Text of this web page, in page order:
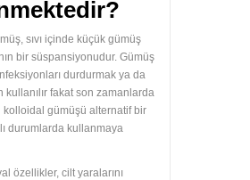
sıvı içinde küçük gümüş
bir süspansiyonudur. Gümüş
durdurmak ya da
kullanılır fakat son zamanlarda
kolloidal gümüşü alternatif bir
durumlarda kullanmaya
özellikler, cilt yaralarını